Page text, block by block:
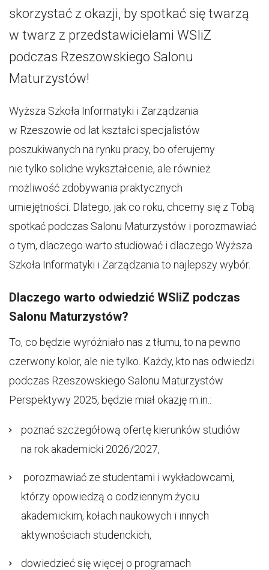
skorzystać z okazji, by spotkać się twarzą
w twarz z przedstawicielami WSIiZ
podczas Rzeszowskiego Salonu
Maturzystów!
Wyższa Szkoła Informatyki i Zarządzania
w Rzeszowie od lat kształci specjalistów
poszukiwanych na rynku pracy, bo oferujemy
nie tylko solidne wykształcenie, ale również
możliwość zdobywania praktycznych
umiejętności. Dlatego, jak co roku, chcemy się z Tobą
spotkać podczas Salonu Maturzystów i porozmawiać
o tym, dlaczego warto studiować i dlaczego Wyższa
Szkoła Informatyki i Zarządzania to najlepszy wybór.
Dlaczego warto odwiedzić WSIiZ podczas
Salonu Maturzystów?
To, co będzie wyróżniało nas z tłumu, to na pewno
czerwony kolor, ale nie tylko. Każdy, kto nas odwiedzi
podczas Rzeszowskiego Salonu Maturzystów
Perspektywy 2025, będzie miał okazję m.in.:
poznać szczegółową ofertę kierunków studiów
na rok akademicki 2026/2027,
porozmawiać ze studentami i wykładowcami,
którzy opowiedzą o codziennym życiu
akademickim, kołach naukowych i innych
aktywnościach studenckich,
dowiedzieć się więcej o programach